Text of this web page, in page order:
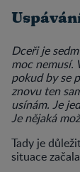
Dceři je
moc nemusí.
pokud by se
znovu ten
usínám. Je
Je nějaká
Tady je
situace